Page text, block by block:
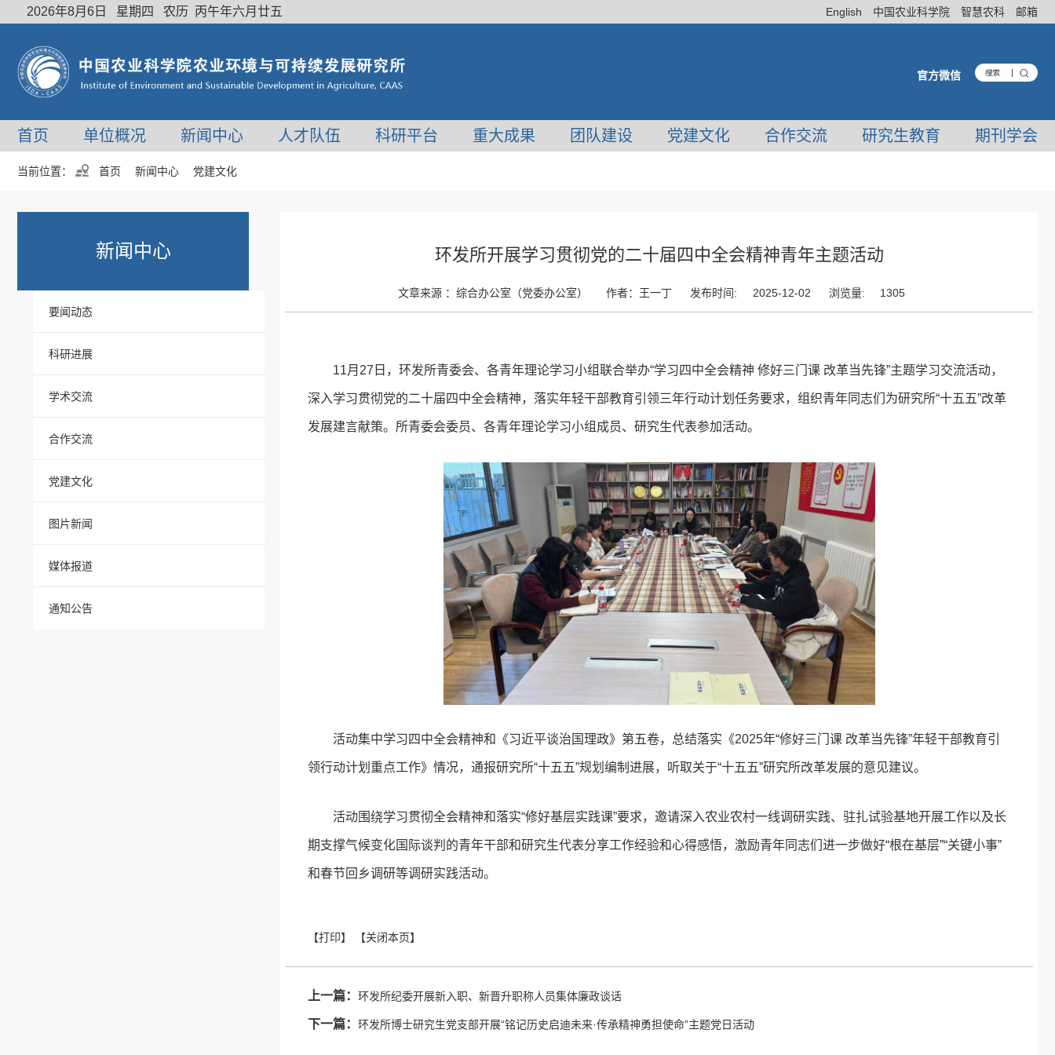
2026年8月6日 星期四 农历 丙午年六月廿五 English 中国农业科学院 智慧农科 邮箱
官方微信
首页 单位概况 新闻中心 人才队伍 科研平台 重大成果 团队建设 党建文化 合作交流 研究生教育 期刊学会
当前位置： 首页 新闻中心 党建文化
新闻中心
要闻动态
科研进展
学术交流
合作交流
党建文化
图片新闻
媒体报道
通知公告
环发所开展学习贯彻党的二十届四中全会精神青年主题活动
文章来源 ：综合办公室（党委办公室） 作者： 王一丁 发布时间: 2025-12-02 浏览量: 1305
11月27日，环发所青委会、各青年理论学习小组联合举办“学习四中全会精神 修好三门课 改革当先锋”主题学习交流活动，
深入学习贯彻党的二十届四中全会精神，落实年轻干部教育引领三年行动计划任务要求，组织青年同志们为研究所“十五五”改革
发展建言献策。所青委会委员、各青年理论学习小组成员、研究生代表参加活动。
活动集中学习四中全会精神和《习近平谈治国理政》第五卷，总结落实《2025年“修好三门课 改革当先锋”年轻干部教育引
领行动计划重点工作》情况，通报研究所“十五五”规划编制进展，听取关于“十五五”研究所改革发展的意见建议。
活动围绕学习贯彻全会精神和落实“修好基层实践课”要求，邀请深入农业农村一线调研实践、驻扎试验基地开展工作以及长
期支撑气候变化国际谈判的青年干部和研究生代表分享工作经验和心得感悟，激励青年同志们进一步做好“根在基层”“关键小事”
和春节回乡调研等调研实践活动。
上一篇： 环发所纪委开展新入职、新晋升职称人员集体廉政谈话
下一篇： 环发所博士研究生党支部开展“铭记历史启迪未来·传承精神勇担使命”主题党日活动